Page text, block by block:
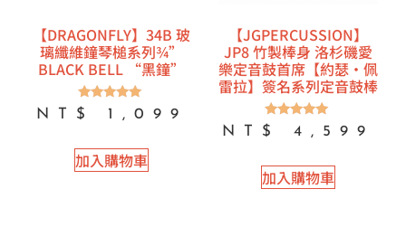
【DRAGONFLY】34B 玻
璃纖維鐘琴槌系列¾”
BLACK BELL “黑鐘”
評分
5.00
NT$ 1,099
加入購物車
【JGPERCUSSION】
JP8 竹製棒身 洛杉磯愛
樂定音鼓首席【約瑟·佩
雷拉】簽名系列定音鼓棒
評分
5.00
NT$ 4,599
加入購物車